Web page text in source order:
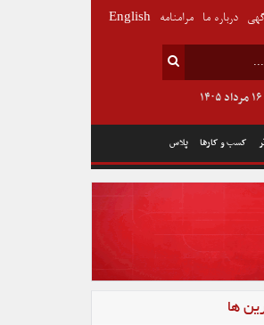
کسب و کارها پلاس
درباره ما مرامنامه English
ها